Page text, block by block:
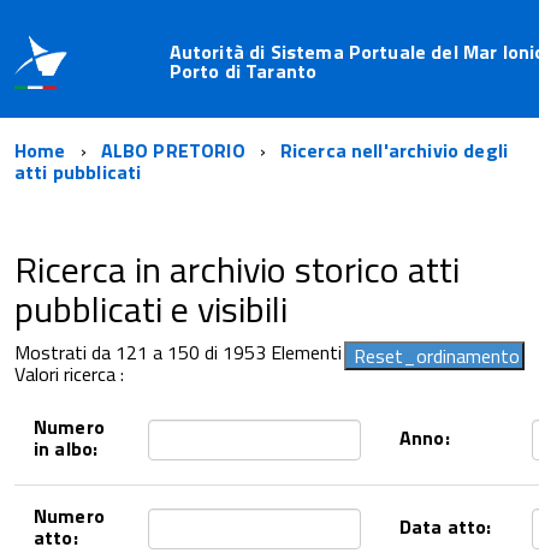
Autorità di Sistema Portuale del Mar
Porto di Taranto
Home ALBO PRETORIO Ricerca nell'archivio degli
atti pubblicati
Ricerca in archivio storico atti
pubblicati e visibili
Mostrati da 121 a 150 di 1953 Elementi
Valori ricerca :
Numero
in albo: Anno:
Numero
atto: Data atto: